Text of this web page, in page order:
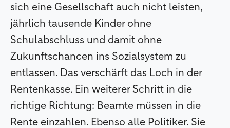
sich eine Gesellschaft auch nicht leisten,
jährlich tausende Kinder ohne
Schulabschluss und damit ohne
Zukunftschancen ins Sozialsystem zu
entlassen. Das verschärft das Loch in der
Rentenkasse. Ein weiterer Schritt in die
richtige Richtung: Beamte müssen in die
Rente einzahlen. Ebenso alle Politiker. Sie